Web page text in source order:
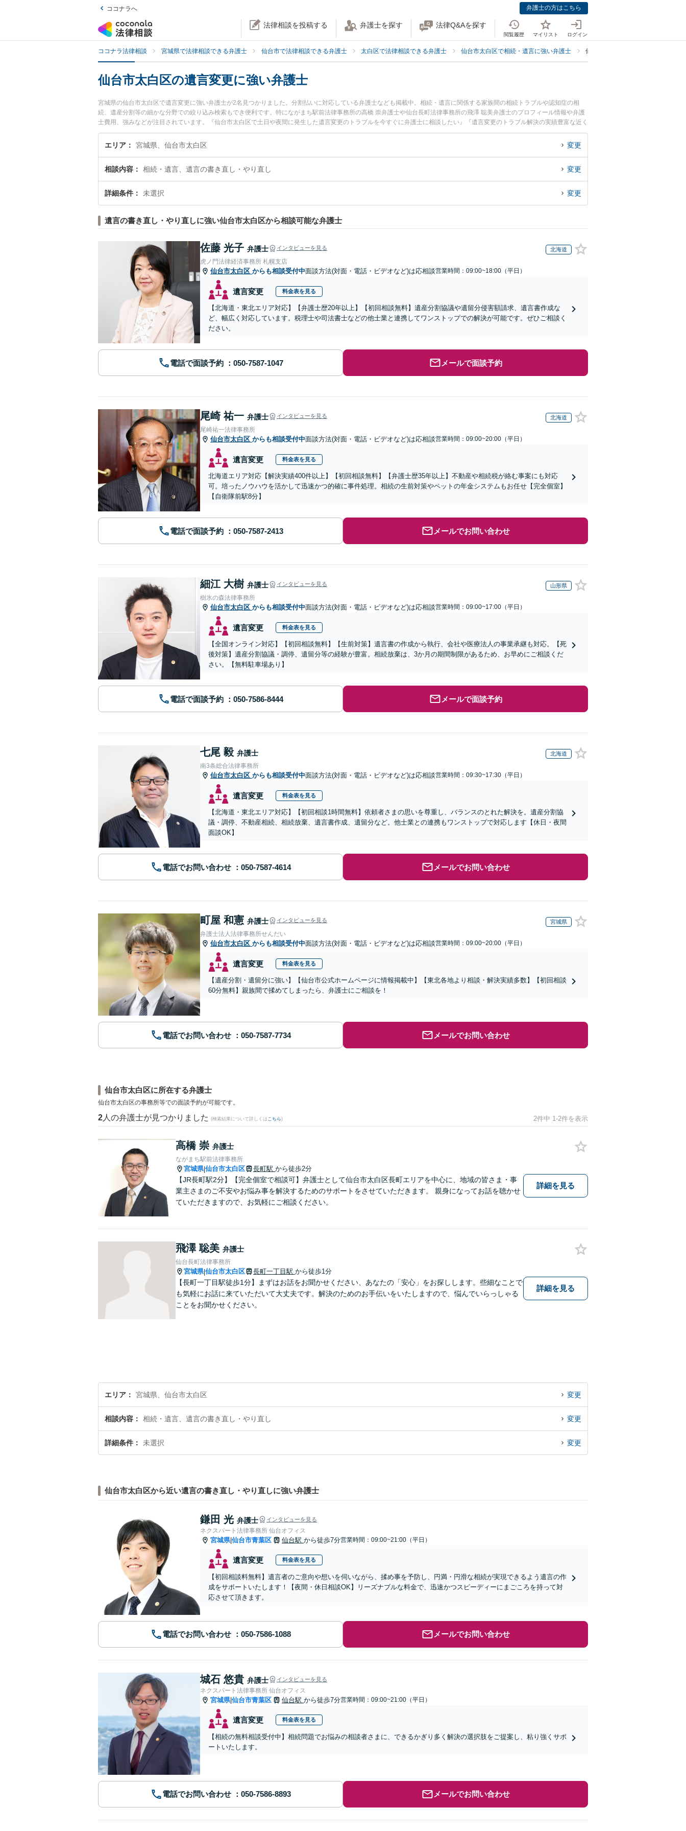
ココナラへ 弁護士の方はこちら
法律相談を投稿する 弁護士を探す 法律Q&Aを探す
閲覧履歴 マイリスト ログイン
ココナラ法律相談 宮城県で法律相談できる弁護士 仙台市で法律相談できる弁護士 太白区で法律相談できる弁護士 仙台市太白区で相続・遺言に強い弁護士 仙台市太白区で遺言の書き直し・や
仙台市太白区の遺言変更に強い弁護士
宮城県の仙台市太白区で遺言変更に強い弁護士が2名見つかりました。分割払いに対応している弁護士なども掲載中。相続・遺言に関係する家族間の相続トラブルや認知症の相
続、遺産分割等の細かな分野での絞り込み検索もでき便利です。特にながまち駅前法律事務所の高橋 崇弁護士や仙台長町法律事務所の飛澤 聡美弁護士のプロフィール情報や弁護
士費用、強みなどが注目されています。『仙台市太白区で土日や夜間に発生した遺言変更のトラブルを今すぐに弁護士に相談したい』『遺言変更のトラブル解決の実績豊富な近く
の弁護士を検索したい』『初回相談無料で遺言変更を法律相談できる仙台市太白区内の弁護士に相談予約したい』などでお困りの相談者さんにおすすめです。
エリア 宮城県、仙台市太白区 変更
相談内容 相続・遺言、遺言の書き直し・やり直し 変更
詳細条件 未選択 変更
遺言の書き直し・やり直しに強い仙台市太白区から相談可能な弁護士
佐藤 光子 弁護士 インタビューを見る 北海道
虎ノ門法律経済事務所 札幌支店
仙台市太白区 からも相談受付中面談方法(対面・電話・ビデオなど)は応相談営業時間：09:00~18:00（平日）
遺言変更 料金表を見る
【北海道・東北エリア対応】【弁護士歴20年以上】【初回相談無料】遺産分割協議や遺留分侵害額請求、遺言書作成な
ど、幅広く対応しています。税理士や司法書士などの他士業と連携してワンストップでの解決が可能です。ぜひご相談く
ださい。
電話で面談予約 メールで面談予約
尾崎 祐一 弁護士 インタビューを見る 北海道
尾崎祐一法律事務所
仙台市太白区 からも相談受付中面談方法(対面・電話・ビデオなど)は応相談営業時間：09:00~20:00（平日）
遺言変更 料金表を見る
北海道エリア対応【解決実績400件以上】【初回相談無料】【弁護士歴35年以上】不動産や相続税が絡む事案にも対応
可。培ったノウハウを活かして迅速かつ的確に事件処理。相続の生前対策やペットの年金システムもお任せ【完全個室】
【自衛隊前駅8分】
電話で面談予約 メールでお問い合わせ
細江 大樹 弁護士 インタビューを見る 山形県
樹氷の森法律事務所
仙台市太白区 からも相談受付中面談方法(対面・電話・ビデオなど)は応相談営業時間：09:00~17:00（平日）
遺言変更 料金表を見る
【全国オンライン対応】【初回相談無料】【生前対策】遺言書の作成から執行、会社や医療法人の事業承継も対応。【死
後対策】遺産分割協議・調停、遺留分等の経験が豊富。相続放棄は、3か月の期間制限があるため、お早めにご相談くだ
さい。【無料駐車場あり】
電話で面談予約 メールで面談予約
七尾 毅 弁護士 北海道
南3条総合法律事務所
仙台市太白区 からも相談受付中面談方法(対面・電話・ビデオなど)は応相談営業時間：09:30~17:30（平日）
遺言変更 料金表を見る
【北海道・東北エリア対応】【初回相談1時間無料】依頼者さまの思いを尊重し、バランスのとれた解決を。遺産分割協
議・調停、不動産相続、相続放棄、遺言書作成、遺留分など。他士業との連携もワンストップで対応します【休日・夜間
面談OK】
電話でお問い合わせ メールでお問い合わせ
町屋 和憲 弁護士 インタビューを見る 宮城県
弁護士法人法律事務所せんだい
仙台市太白区 からも相談受付中面談方法(対面・電話・ビデオなど)は応相談営業時間：09:00~20:00（平日）
遺言変更 料金表を見る
【遺産分割・遺留分に強い】【仙台市公式ホームページに情報掲載中】【東北各地より相談・解決実績多数】【初回相談
60分無料】親族間で揉めてしまったら、弁護士にご相談を！
電話でお問い合わせ メールでお問い合わせ
仙台市太白区に所在する弁護士
仙台市太白区の事務所等での面談予約が可能です。
2 人の弁護士が見つかりました (検索結果について詳しくは こちら) 2件中 1-2件を表示
高橋 崇 弁護士
ながまち駅前法律事務所
宮城県|仙台市太白区 長町駅 から徒歩2分
【JR長町駅2分】【完全個室で相談可】弁護士として仙台市太白区長町エリアを中心に、地域の皆さま・事
業主さまのご不安やお悩み事を解決するためのサポートをさせていただきます。 親身になってお話を聴かせ
ていただきますので、お気軽にご相談ください。
詳細を見る
飛澤 聡美 弁護士
仙台長町法律事務所
宮城県|仙台市太白区 長町一丁目駅 から徒歩1分
【長町一丁目駅徒歩1分】まずはお話をお聞かせください、あなたの「安心」をお探しします。些細なことで
も気軽にお話に来ていただいて大丈夫です。解決のためのお手伝いをいたしますので、悩んでいらっしゃる
ことをお聞かせください。
詳細を見る
エリア 宮城県、仙台市太白区 変更
相談内容 相続・遺言、遺言の書き直し・やり直し 変更
詳細条件 未選択 変更
仙台市太白区から近い遺言の書き直し・やり直しに強い弁護士
鎌田 光 弁護士 インタビューを見る
ネクスパート法律事務所 仙台オフィス
宮城県|仙台市青葉区 仙台駅 から徒歩7分営業時間：09:00~21:00（平日）
遺言変更 料金表を見る
【初回相談料無料】遺言者のご意向や想いを伺いながら、揉め事を予防し、円満・円滑な相続が実現できるよう遺言の作
成をサポートいたします！【夜間・休日相談OK】リーズナブルな料金で、迅速かつスピーディーにまごころを持って対
応させて頂きます。
電話でお問い合わせ メールでお問い合わせ
城石 悠貴 弁護士 インタビューを見る
ネクスパート法律事務所 仙台オフィス
宮城県|仙台市青葉区 仙台駅 から徒歩7分営業時間：09:00~21:00（平日）
遺言変更 料金表を見る
【相続の無料相談受付中】相続問題でお悩みの相談者さまに、できるかぎり多く解決の選択肢をご提案し、粘り強くサポ
ートいたします。
電話でお問い合わせ メールでお問い合わせ